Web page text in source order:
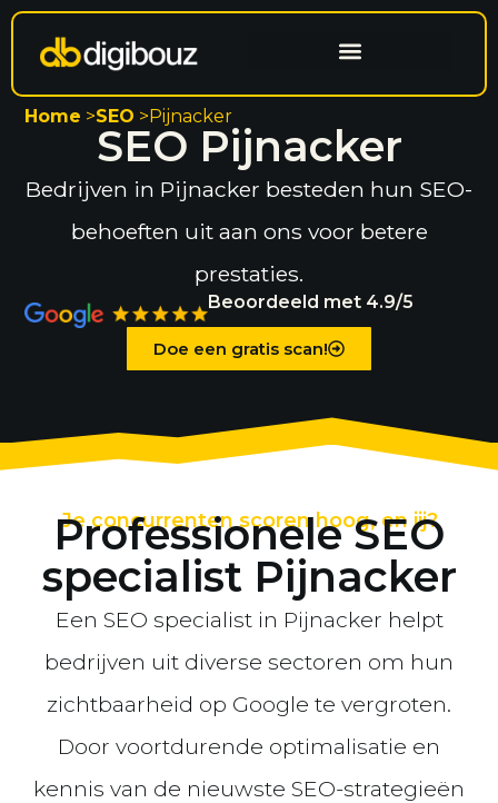
Home >SEO >Pijnacker
SEO Pijnacker
Bedrijven in Pijnacker besteden hun SEO-
behoeften uit aan ons voor betere
prestaties.
Beoordeeld met 4.9/5
Doe een gratis scan!
Je concurrenten scoren hoog, en jij?
Professionele SEO
specialist Pijnacker
Een SEO specialist in Pijnacker helpt
bedrijven uit diverse sectoren om hun
zichtbaarheid op Google te vergroten.
Door voortdurende optimalisatie en
kennis van de nieuwste SEO-strategieën